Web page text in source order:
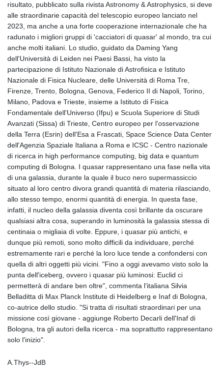
risultato, pubblicato sulla rivista Astronomy & Astrophysics, si deve
alle straordinarie capacità del telescopio europeo lanciato nel
2023, ma anche a una forte cooperazione internazionale che ha
radunato i migliori gruppi di 'cacciatori di quasar' al mondo, tra cui
anche molti italiani. Lo studio, guidato da Daming Yang
dell'Università di Leiden nei Paesi Bassi, ha visto la
partecipazione di Istituto Nazionale di Astrofisica e Istituto
Nazionale di Fisica Nucleare, delle Università di Roma Tre,
Firenze, Trento, Bologna, Genova, Federico II di Napoli, Torino,
Milano, Padova e Trieste, insieme a Istituto di Fisica
Fondamentale dell'Universo (Ifpu) e Scuola Superiore di Studi
Avanzati (Sissa) di Trieste, Centro europeo per l'osservazione
della Terra (Esrin) dell'Esa a Frascati, Space Science Data Center
dell'Agenzia Spaziale Italiana a Roma e ICSC - Centro nazionale
di ricerca in high performance computing, big data e quantum
computing di Bologna. I quasar rappresentano una fase nella vita
di una galassia, durante la quale il buco nero supermassiccio
situato al loro centro divora grandi quantità di materia rilasciando,
allo stesso tempo, enormi quantità di energia. In questa fase,
infatti, il nucleo della galassia diventa così brillante da oscurare
qualsiasi altra cosa, superando in luminosità la galassia stessa di
centinaia o migliaia di volte. Eppure, i quasar più antichi, e
dunque più remoti, sono molto difficili da individuare, perché
estremamente rari e perché la loro luce tende a confondersi con
quella di altri oggetti più vicini. "Fino a oggi avevamo visto solo la
punta dell'iceberg, ovvero i quasar più luminosi: Euclid ci
permetterà di andare ben oltre", commenta l'italiana Silvia
Belladitta di Max Planck Institute di Heidelberg e Inaf di Bologna,
co-autrice dello studio. "Si tratta di risultati straordinari per una
missione così giovane - aggiunge Roberto Decarli dell'Inaf di
Bologna, tra gli autori della ricerca - ma soprattutto rappresentano
solo l'inizio".
A.Thys--JdB